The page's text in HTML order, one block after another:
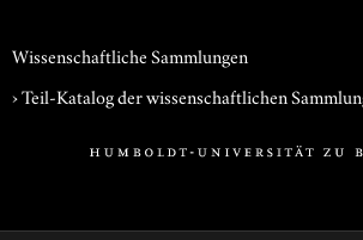
Wissenschaftliche Sammlungen
› Teil-Katalog der wissenschaftlichen